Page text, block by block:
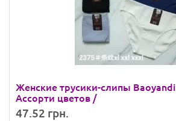
Женские трусики-слипы
Ассорти цветов /
47.52 грн.